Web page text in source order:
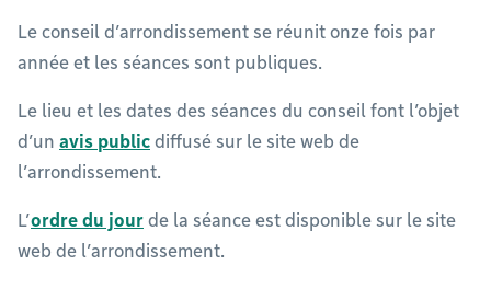
Le conseil d’arrondissement se réunit onze fois par
année et les séances sont publiques.
Le lieu et les dates des séances du conseil font l’objet
d’un avis public diffusé sur le site web de
l’arrondissement.
L’ordre du jour de la séance est disponible sur le site
web de l’arrondissement.